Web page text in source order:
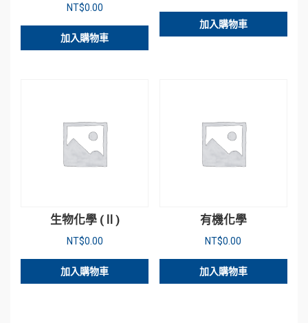
NT$0.00
加入購物車
加入購物車
生物化學 (Ⅱ)
NT$0.00
加入購物車
有機化學
NT$0.00
加入購物車